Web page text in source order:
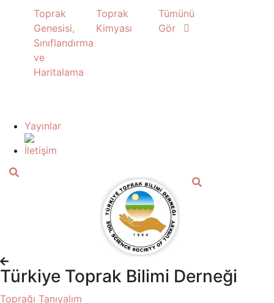
Toprak
Genesisi,
Sınıflandırma
ve
Haritalama
Toprak
Kimyası
Tümünü
Gör
Yayınlar
İletişim
Türkiye Toprak Bilimi Derneği
Toprağı Tanıyalım